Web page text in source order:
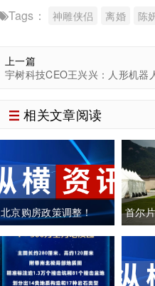
Tags： 神雕侠侣 离婚 陈
上一篇
相关文章阅读
北京购房政策调整！
首尔
韩国
人中